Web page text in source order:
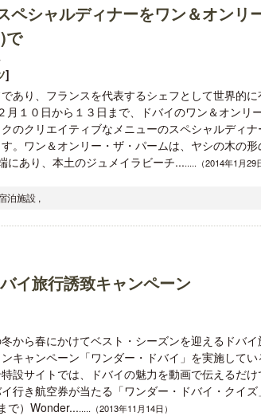
ペシャルディナーをワン＆オンリ
で
]
あり、フランスを代表するシェフとして世界的に
月１０日から１３日まで、ドバイのワン＆オンリ
のクリエイティブなメニューのスペシャルディナ
。ワン＆オンリー・ザ・パームは、ヤシの木の形
にあり、本土のジュメイラビーチ........（2014年1月29
泊施設 ,
イ旅行誘致キャンペーン
から春にかけてベスト・シーズンを迎えるドバイ
キャンペーン「ワンダー・ドバイ」を実施してい
設サイトでは、ドバイの魅力を動画で伝えるだけ
行き航空券が当たる「ワンダー・ドバイ・クイズ
で）Wonder........（2013年11月14日）